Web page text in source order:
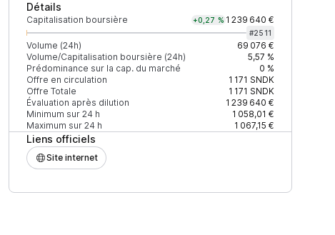
Détails
Capitalisation boursière +0,27 % 1 239 640 €
#2511
Volume (24h)
69 076 €
Volume/Capitalisation boursière (24h)
5,57 %
Prédominance sur la cap. du marché
0 %
Offre en circulation
1 171 SNDK
Offre Totale
1 171 SNDK
Évaluation après dilution
1 239 640 €
Minimum sur 24 h
1 058,01 €
Maximum sur 24 h
1 067,15 €
Liens officiels
Site internet
+2% depth
60 $